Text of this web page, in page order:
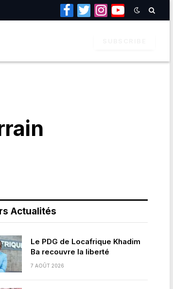
Facebook
TwitterInstagramYouTube
Actualités
Le PDG de Locafrique Khadim
Ba recouvre la liberté
7 AOÛT 2026